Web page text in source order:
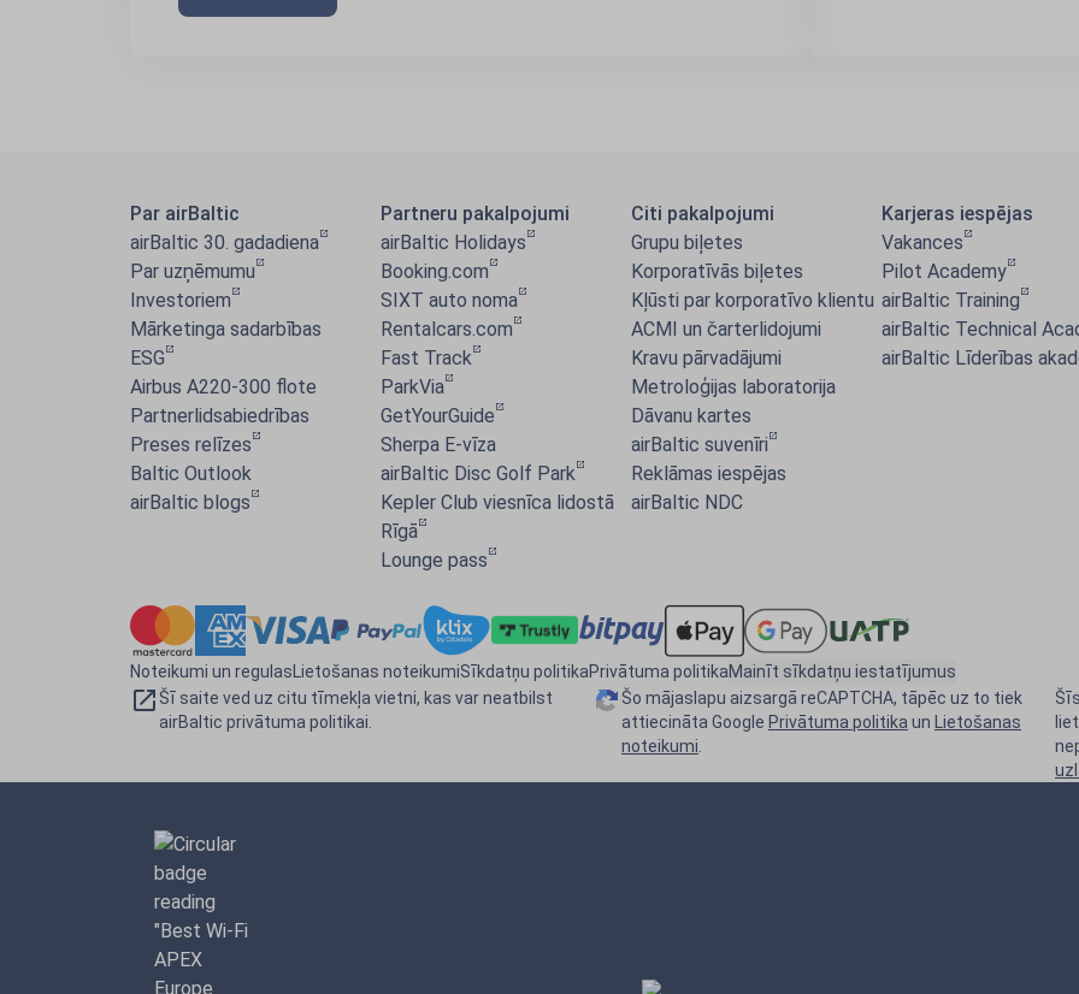
Par airBaltic
airBaltic 30. gadadiena
Par uzņēmumu
Investoriem
Mārketinga sadarbības
ESG
Airbus A220-300 flote
Partnerlidsabiedrības
Preses relīzes
Baltic Outlook
airBaltic blogs
Partneru pakalpojumi
airBaltic Holidays
Booking.com
SIXT auto noma
Rentalcars.com
Fast Track
ParkVia
GetYourGuide
Sherpa E-vīza
airBaltic Disc Golf Park
Kepler Club viesnīca lidostā
Rīgā
Lounge pass
Citi pakalpojumi
Grupu biļetes
Korporatīvās biļetes
Kļūsti par korporatīvo klientu
ACMI un čarterlidojumi
Kravu pārvadājumi
Metroloģijas laboratorija
Dāvanu kartes
airBaltic suvenīri
Reklāmas iespējas
airBaltic NDC
Karjeras iespējas
Vakances
Pilot Academy
airBaltic Training
airBaltic Technical
airBaltic Līderības
Noteikumi un regulasLietošanas noteikumiSīkdatņu politikaPrivātuma politikaMainīt sīkdatņu iestatījumus
Šī saite ved uz citu tīmekļa vietni, kas var neatbilst
airBaltic privātuma politikai.
Šo mājaslapu aizsargā reCAPTCHA, tāpēc uz to tiek
attiecināta Google Privātuma politika un Lietošanas
noteikumi